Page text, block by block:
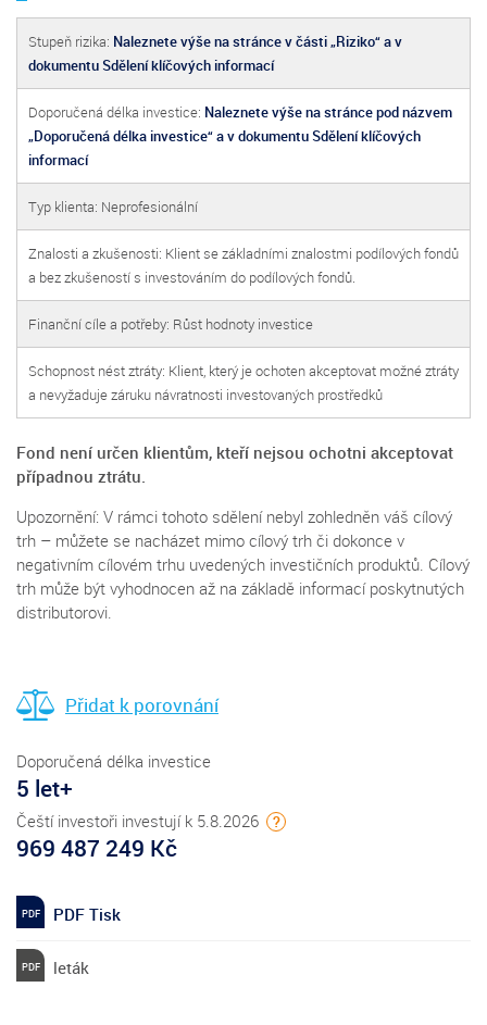
Stupeň rizika: Naleznete výše na stránce v části „Riziko“ a v
dokumentu Sdělení klíčových informací
Doporučená délka investice: Naleznete výše na stránce pod názvem
„Doporučená délka investice“ a v dokumentu Sdělení klíčových
informací
Typ klienta: Neprofesionální
Znalosti a zkušenosti: Klient se základními znalostmi podílových fondů
a bez zkušeností s investováním do podílových fondů.
Finanční cíle a potřeby: Růst hodnoty investice
Schopnost nést ztráty: Klient, který je ochoten akceptovat možné ztráty
a nevyžaduje záruku návratnosti investovaných prostředků
Fond není určen klientům, kteří nejsou ochotni akceptovat
případnou ztrátu.
Upozornění: V rámci tohoto sdělení nebyl zohledněn váš cílový
trh – můžete se nacházet mimo cílový trh či dokonce v
negativním cílovém trhu uvedených investičních produktů. Cílový
trh může být vyhodnocen až na základě informací poskytnutých
distributorovi.
Přidat k porovnání
Doporučená délka investice
5 let+
Čeští investoři investují k 5.8.2026 ?
969 487 249 Kč
PDF Tisk
leták